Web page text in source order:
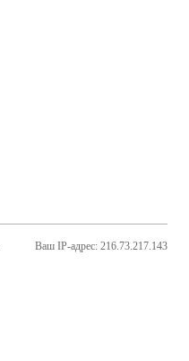
Ваш IP-адрес: 216.73.217.143